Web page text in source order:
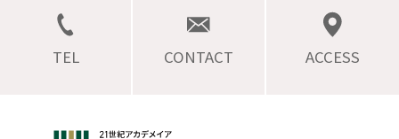
TEL CONTACT ACCESS